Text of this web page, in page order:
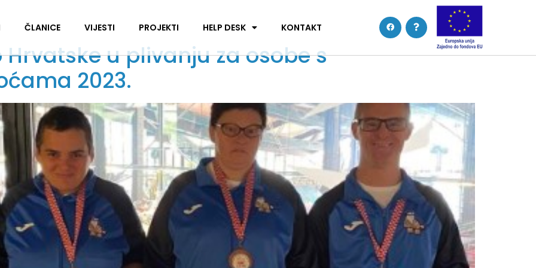
ČLANICE VIJESTI PROJEKTI HELP DESK KONTAKT
u plivanju za osobe s
2023.